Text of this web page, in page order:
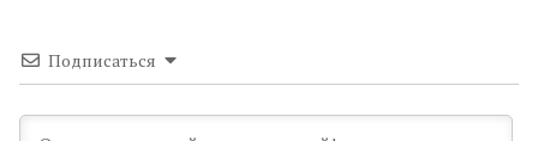
Подписаться